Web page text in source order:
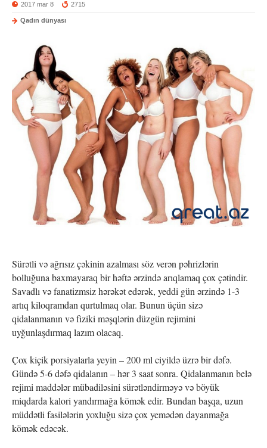
2017 mar 8 2715
Qadın dünyası
Sürətli və ağrısız çəkinin azalması söz verən pəhrizlərin
bolluğuna baxmayaraq bir həftə ərzində arıqlamaq çox çətindir.
Savadlı və fanatizmsiz hərəkət edərək, yeddi gün ərzində 1-3
artıq kiloqramdan qurtulmaq olar. Bunun üçün sizə
qidalanmanın və fiziki məşqlərin düzgün rejimini
uyğunlaşdırmaq lazım olacaq.
Çox kiçik porsiyalarla yeyin – 200 ml ciyildə üzrə bir dəfə.
Gündə 5-6 dəfə qidalanın – hər 3 saat sonra. Qidalanmanın belə
rejimi maddələr mübadiləsini sürətləndirməyə və böyük
miqdarda kalori yandırmağa kömək edir. Bundan başqa, uzun
müddətli fasilələrin yoxluğu sizə çox yemədən dayanmağa
kömək edəcək.